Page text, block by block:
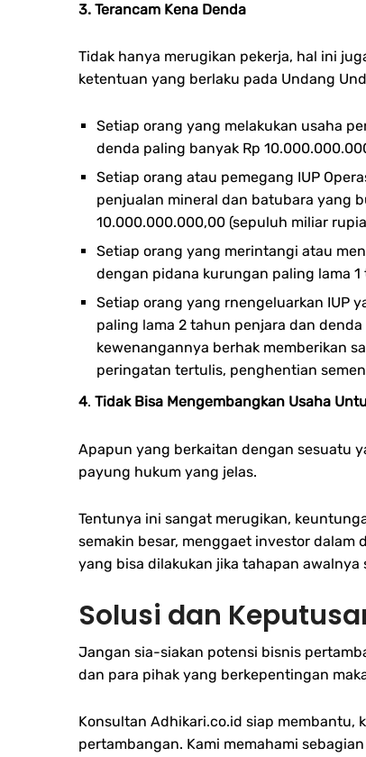
3. Terancam Kena Denda
Tidak hanya merugikan pekerja, hal ini
ketentuan yang berlaku pada Undang
Setiap orang yang melakukan usaha
denda paling banyak Rp
Setiap orang atau pemegang IUP
penjualan mineral dan batubara yang
10.000.000.000,00 (sepuluh miliar
Setiap orang yang merintangi atau
dengan pidana kurungan paling lama
Setiap orang yang rnengeluarkan IUP
paling lama 2 tahun penjara dan
kewenangannya berhak memberikan
peringatan tertulis, penghentian
4. Tidak Bisa Mengembangkan Usaha
Apapun yang berkaitan dengan sesuatu
payung hukum yang jelas.
Tentunya ini sangat merugikan,
semakin besar, menggaet investor
yang bisa dilakukan jika tahapan
Solusi dan
Jangan sia-siakan potensi bisnis
dan para pihak yang berkepentingan
Konsultan Adhikari.co.id siap membantu,
pertambangan. Kami memahami